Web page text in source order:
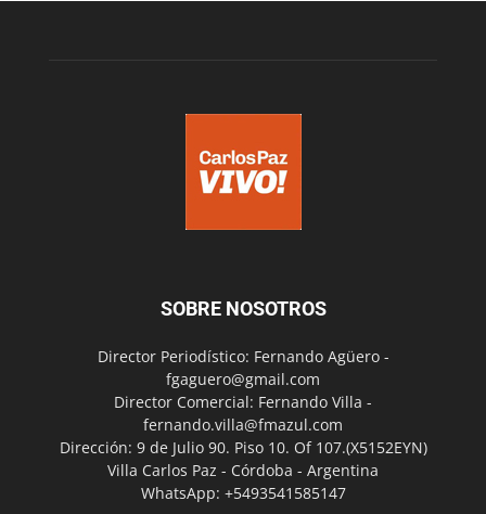
SOBRE NOSOTROS
Director Periodístico: Fernando Agüero -
fgaguero@gmail.com
Director Comercial: Fernando Villa -
fernando.villa@fmazul.com
Dirección: 9 de Julio 90. Piso 10. Of 107.(X5152EYN)
Villa Carlos Paz - Córdoba - Argentina
WhatsApp: +5493541585147